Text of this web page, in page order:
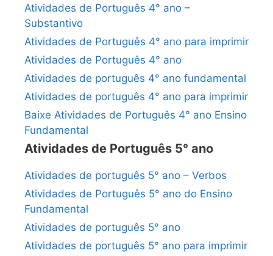
Atividades de Português 4° ano –
Substantivo
Atividades de Português 4° ano para imprimir
Atividades de Português 4° ano
Atividades de português 4° ano fundamental
Atividades de português 4° ano para imprimir
Baixe Atividades de Português 4° ano Ensino
Fundamental
Atividades de Português 5° ano
Atividades de português 5° ano – Verbos
Atividades de Português 5° ano do Ensino
Fundamental
Atividades de português 5° ano
Atividades de português 5° ano para imprimir